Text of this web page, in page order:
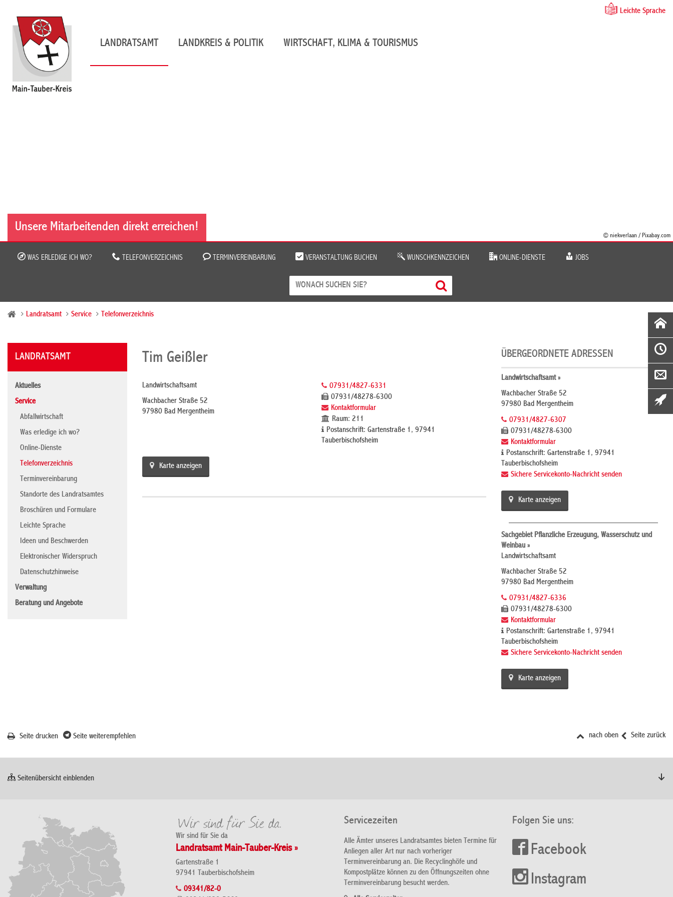
Leichte Sprache
LANDRATSAMT LANDKREIS & POLITIK WIRTSCHAFT, KLIMA & TOURISMUS
Unsere Mitarbeitenden direkt erreichen!
© niekverlaan / Pixabay.com
WAS ERLEDIGE ICH WO? TELEFONVERZEICHNIS TERMINVEREINBARUNG VERANSTALTUNG BUCHEN WUNSCHKENNZEICHEN ONLINE-DIENSTE JOBS
Landratsamt Service Telefonverzeichnis
LANDRATSAMT
Aktuelles
Service
Abfallwirtschaft
Was erledige ich wo?
Online-Dienste
Telefonverzeichnis
Terminvereinbarung
Standorte des Landratsamtes
Broschüren und Formulare
Leichte Sprache
Ideen und Beschwerden
Elektronischer Widerspruch
Datenschutzhinweise
Verwaltung
Beratung und Angebote
Tim Geißler
Landwirtschaftsamt
Wachbacher Straße 52
97980 Bad Mergentheim
07931/4827-6331
07931/48278-6300
Kontaktformular
Raum: 211
Postanschrift: Gartenstraße 1, 97941
Tauberbischofsheim
Karte anzeigen
ÜBERGEORDNETE ADRESSEN
Landwirtschaftsamt »
Wachbacher Straße 52
97980 Bad Mergentheim
07931/4827-6307
07931/48278-6300
Kontaktformular
Postanschrift: Gartenstraße 1, 97941
Tauberbischofsheim
Sichere Servicekonto-Nachricht senden
Karte anzeigen
Sachgebiet Pflanzliche Erzeugung, Wasserschutz und
Weinbau »
Landwirtschaftsamt
Wachbacher Straße 52
97980 Bad Mergentheim
07931/4827-6336
07931/48278-6300
Kontaktformular
Postanschrift: Gartenstraße 1, 97941
Tauberbischofsheim
Sichere Servicekonto-Nachricht senden
Karte anzeigen
Seite zurück
nach oben
Seite drucken Seite weiterempfehlen
Seitenübersicht einblenden
Wir sind für Sie da
Landratsamt Main-Tauber-Kreis »
Gartenstraße 1
97941 Tauberbischofsheim
09341/82-0
Servicezeiten
Alle Ämter unseres Landratsamtes bieten Termine für
Anliegen aller Art nur nach vorheriger
Terminvereinbarung an. Die Recyclinghöfe und
Kompostplätze können zu den Öffnungszeiten ohne
Terminvereinbarung besucht werden.
Folgen Sie uns:
Facebook
Instagram